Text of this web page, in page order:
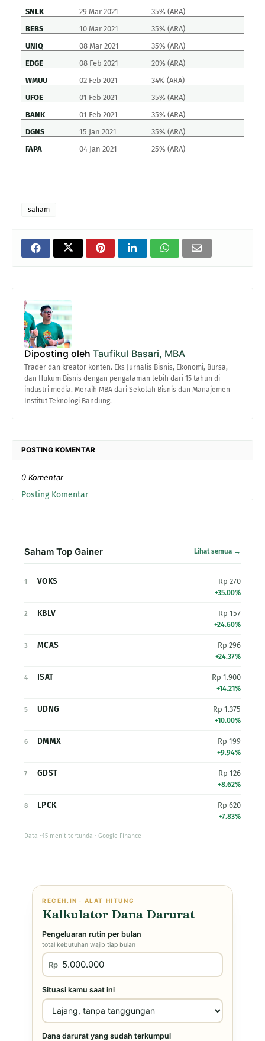
SNLK 29 Mar 2021
35% (ARA)
BEBS
10 Mar 2021
35% (ARA)
UNIQ
08 Mar 2021
35% (ARA)
EDGE
08 Feb 2021
20% (ARA)
WMUU
02 Feb 2021
34% (ARA)
UFOE
01 Feb 2021
35% (ARA)
BANK
01 Feb 2021
35% (ARA)
DGNS
15 Jan 2021
35% (ARA)
FAPA
04 Jan 2021 25% (ARA)
saham
Diposting oleh Taufikul Basari, MBA
Trader dan kreator konten. Eks Jurnalis Bisnis, Ekonomi, Bursa,
dan Hukum Bisnis dengan pengalaman lebih dari 15 tahun di
industri media. Meraih MBA dari Sekolah Bisnis dan Manajemen
Institut Teknologi Bandung.
POSTING KOMENTAR
0 Komentar
Posting Komentar
Saham Top Gainer Lihat semua →
1 VOKS Rp 270
+35.00%
2 KBLV Rp 157
+24.60%
3 MCAS Rp 296
+24.37%
4 ISAT Rp 1.900
+14.21%
5 UDNG Rp 1.375
+10.00%
6 DMMX Rp 199
+9.94%
7 GDST Rp 126
+8.62%
8 LPCK Rp 620
+7.83%
Data ~15 menit tertunda · Google Finance
RECEH.IN · ALAT HITUNG
Kalkulator Dana Darurat
Pengeluaran rutin per bulan
total kebutuhan wajib tiap bulan
Rp
Situasi kamu saat ini
Dana darurat yang sudah terkumpul